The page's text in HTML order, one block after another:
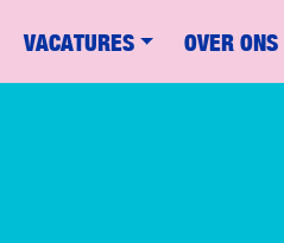
VACATURES OVER ONS